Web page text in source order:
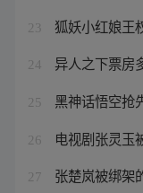
23 狐妖小红娘王
24 异人之下票房
25 黑神话悟空抢
26 电视剧张灵玉
27 张楚岚被绑架